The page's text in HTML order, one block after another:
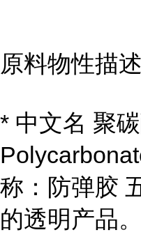
原料物性描
* 中文名 聚
称：防弹胶
的透明产品